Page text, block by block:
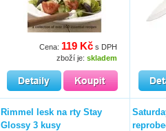
Cena: 119 Kč s DPH
zboží je: skladem
Rimmel lesk na rty Stay
Glossy 3 kusy